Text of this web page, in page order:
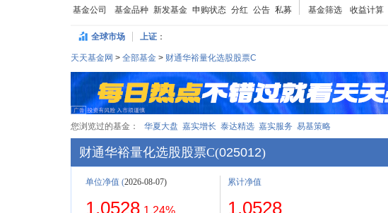
基金公司
基金品种 新发基金 申购状态 分红 公告 私募
基金筛选
收益计算
全球市场 上证：
天天基金网 > 全部基金 > 财通华裕量化选股股票C
您浏览过的基金： 华夏大盘 嘉实增长 泰达精选 嘉实服务 易基策略
财通华裕量化选股股票C(025012)
单位净值 (2026-08-07)
1.0528 1.24%
累计净值
1.0528